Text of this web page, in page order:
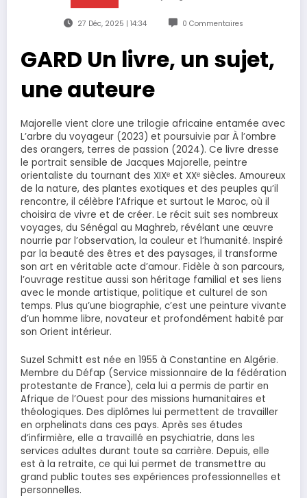
27 Déc, 2025 | 14:34 0 Commentaires
GARD Un livre, un sujet,
une auteure
Majorelle vient clore une trilogie africaine entamée avec
L’arbre du voyageur (2023) et poursuivie par À l’ombre
des orangers, terres de passion (2024). Ce livre dresse
le portrait sensible de Jacques Majorelle, peintre
orientaliste du tournant des XIXᵉ et XXᵉ siècles. Amoureux
de la nature, des plantes exotiques et des peuples qu’il
rencontre, il célèbre l’Afrique et surtout le Maroc, où il
choisira de vivre et de créer. Le récit suit ses nombreux
voyages, du Sénégal au Maghreb, révélant une œuvre
nourrie par l’observation, la couleur et l’humanité. Inspiré
par la beauté des êtres et des paysages, il transforme
son art en véritable acte d’amour. Fidèle à son parcours,
l’ouvrage restitue aussi son héritage familial et ses liens
avec le monde artistique, politique et culturel de son
temps. Plus qu’une biographie, c’est une peinture vivante
d’un homme libre, novateur et profondément habité par
son Orient intérieur.
Suzel Schmitt est née en 1955 à Constantine en Algérie.
Membre du Défap (Service missionnaire de la fédération
protestante de France), cela lui a permis de partir en
Afrique de l’Ouest pour des missions humanitaires et
théologiques. Des diplômes lui permettent de travailler
en orphelinats dans ces pays. Après ses études
d’infirmière, elle a travaillé en psychiatrie, dans les
services adultes durant toute sa carrière. Depuis, elle
est à la retraite, ce qui lui permet de transmettre au
grand public toutes ses expériences professionnelles et
personnelles.